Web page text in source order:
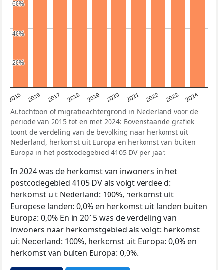
2015 2016 2017 2018 2019 2020 2021 2022 2023 2024
20%
20%
40%
40%
60%
60%
Autochtoon of migratieachtergrond in Nederland voor de
periode van 2015 tot en met 2024: Bovenstaande grafiek
toont de verdeling van de bevolking naar herkomst uit
Nederland, herkomst uit Europa en herkomst van buiten
Europa in het postcodegebied 4105 DV per jaar.
In 2024 was de herkomst van inwoners in het
postcodegebied 4105 DV als volgt verdeeld:
herkomst uit Nederland: 100%, herkomst uit
Europese landen: 0,0% en herkomst uit landen buiten
Europa: 0,0% En in 2015 was de verdeling van
inwoners naar herkomstgebied als volgt: herkomst
uit Nederland: 100%, herkomst uit Europa: 0,0% en
herkomst van buiten Europa: 0,0%.